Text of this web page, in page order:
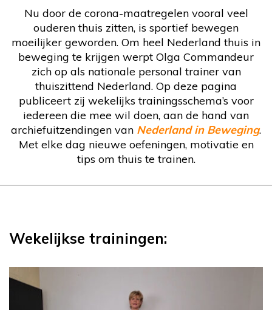
Nu door de corona-maatregelen vooral veel
ouderen thuis zitten, is sportief bewegen
moeilijker geworden. Om heel Nederland thuis in
beweging te krijgen werpt Olga Commandeur
zich op als nationale personal trainer van
thuiszittend Nederland. Op deze pagina
publiceert zij wekelijks trainingsschema’s voor
iedereen die mee wil doen, aan de hand van
archiefuitzendingen van Nederland in Beweging.
Met elke dag nieuwe oefeningen, motivatie en
tips om thuis te trainen.
Wekelijkse trainingen: